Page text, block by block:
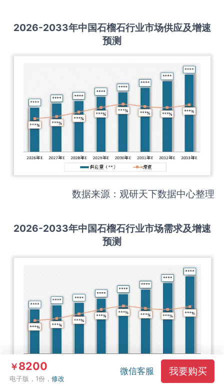
2026-2033年中国石榴石行业市场供应及增速
预测
数据来源：观研天下数据中心整理
2026-2033年中国石榴石行业市场需求及增速
预测
￥8200
电子版，1份，修改
微信客服 我要购买